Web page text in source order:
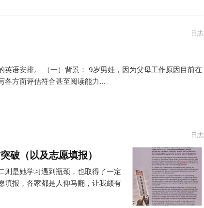
日志
语安排。 （一）背景： 9岁男娃，因为父母工作原因目前在
各方面评估符合甚至阅读能力...
日志
破（以及志愿填报）
则是她学习遇到瓶颈，也取得了一定
填报，各家都是人仰马翻，让我颇有